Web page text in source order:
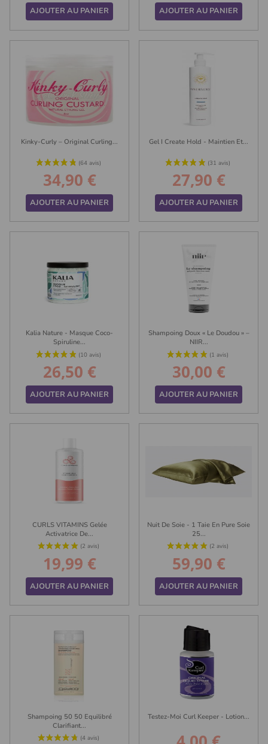
(78 avis)
(4 avis)
AJOUTER AU PANIER AJOUTER AU PANIER
Kinky-Curly – Original Curling...
Prix
34,90 €
AJOUTER AU PANIER
Gel I Create Hold - Maintien Et...
Prix
27,90 €
AJOUTER AU PANIER
Kalia Nature - Masque Coco-
Spiruline...
Prix
26,50 €
AJOUTER AU PANIER
Shampoing Doux « Le Doudou » –
NIIR...
Prix
30,00 €
AJOUTER AU PANIER
CURLS VITAMINS Gelée
Activatrice De...
Prix
19,99 €
AJOUTER AU PANIER
Nuit De Soie - 1 Taie En Pure Soie
25...
Prix
59,90 €
AJOUTER AU PANIER
Shampoing 50 50 Equilibré
Clarifiant...
Testez-Moi Curl Keeper - Lotion...
Prix